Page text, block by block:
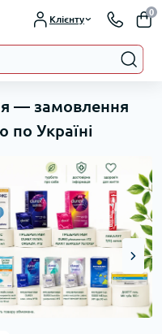
Клієнту
0
— замовлення
по Україні